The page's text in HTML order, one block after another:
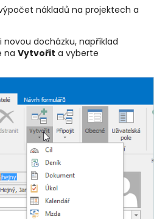
nákladů na projektech a
novou docházku, například
na Vytvořit a vyberte